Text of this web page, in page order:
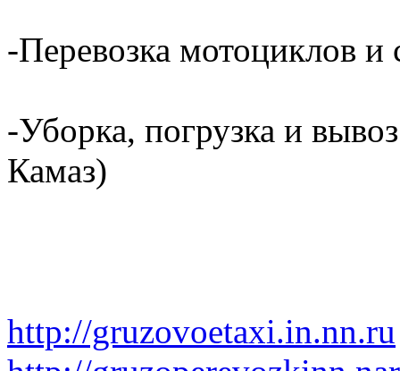
-Перевозка мотоциклов и
-Уборка, погрузка и
Камаз)
http://gruzovoetaxi.in.nn.ru